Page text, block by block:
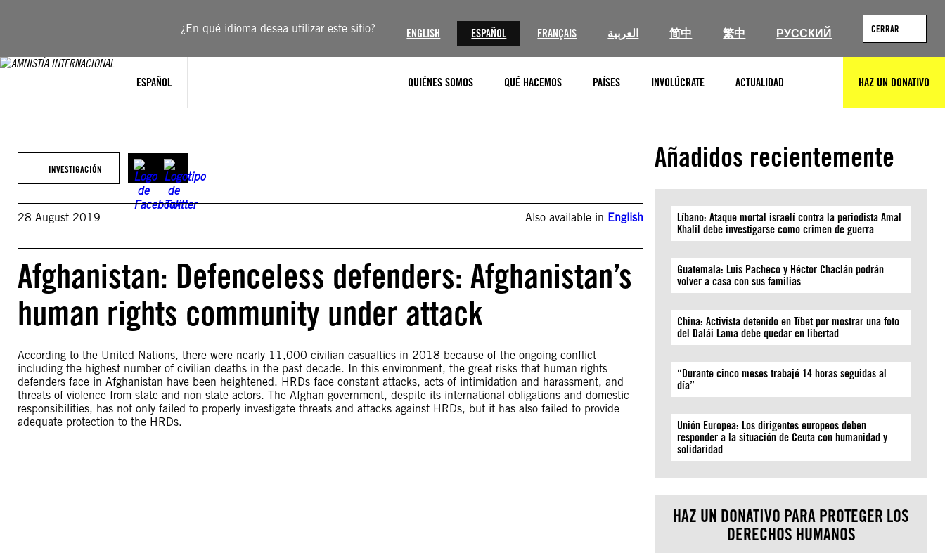
¿En qué idioma desea utilizar este sitio? ENGLISH ESPAÑOL FRANÇAIS العربية 简中 繁中 РУССКИЙ CERRAR
ESPAÑOL QUIÉNES SOMOS QUÉ HACEMOS PAÍSES INVOLÚCRATE ACTUALIDAD HAZ UN DONATIVO
INVESTIGACIÓN
28 August 2019 Also available in English
Afghanistan: Defenceless defenders: Afghanistan’s
human rights community under attack
According to the United Nations, there were nearly 11,000 civilian casualties in 2018 because of the ongoing conflict –
including the highest number of civilian deaths in the past decade. In this environment, the great risks that human rights
defenders face in Afghanistan have been heightened. HRDs face constant attacks, acts of intimidation and harassment, and
threats of violence from state and non-state actors. The Afghan government, despite its international obligations and domestic
responsibilities, has not only failed to properly investigate threats and attacks against HRDs, but it has also failed to provide
adequate protection to the HRDs.
Añadidos recientemente
Líbano: Ataque mortal israelí contra la periodista Amal
Khalil debe investigarse como crimen de guerra
Guatemala: Luis Pacheco y Héctor Chaclán podrán
volver a casa con sus familias
China: Activista detenido en Tíbet por mostrar una foto
del Dalái Lama debe quedar en libertad
“Durante cinco meses trabajé 14 horas seguidas al
día”
Unión Europea: Los dirigentes europeos deben
responder a la situación de Ceuta con humanidad y
solidaridad
HAZ UN DONATIVO PARA PROTEGER LOS
DERECHOS HUMANOS